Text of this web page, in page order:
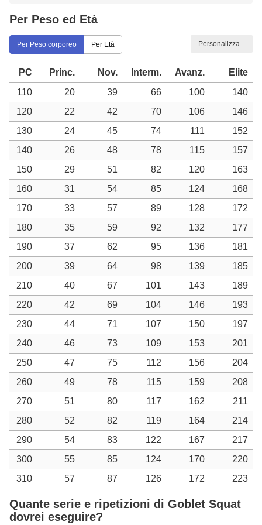
Per Peso ed Età
Per Peso corporeo Per Età Personalizza...
PC Princ. Nov. Interm. Avanz.
Elite
110
20 39 66 100
140
120
22 42 70 106
146
130
24 45 74 111
152
140
26 48 78 115
157
150
29 51 82 120
163
160
31 54 85 124
168
170
33 57 89 128
172
180
35 59 92 132
177
190
37 62 95 136
181
200
39 64 98 139
185
210
40 67 101 143
189
220
42 69 104 146
193
230
44 71 107 150
197
240
46 73 109 153
201
250
47 75 112 156
204
260
49 78 115 159
208
270
51 80 117 162
211
280
52 82 119 164
214
290
54 83 122 167
217
300
55 85 124 170
220
310
57 87 126 172 223
Quante serie e ripetizioni di Goblet Squat
dovrei eseguire?